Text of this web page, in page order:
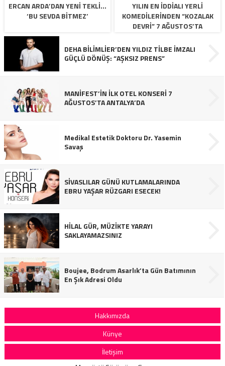
ERCAN ARDA’DAN YENI TEKLI…
‘BU SEVDA BITMEZ’
YILIN EN İDDIALI YERLI
KOMEDILERINDEN “KOZALAK
DEVRI” 7 AĞUSTOS’TA
DEHA BİLİMLİER’DEN YILDIZ TİLBE İMZALI
GÜÇLÜ DÖNÜŞ: “AŞKSIZ PRENS”
MANİFEST’İN İLK OTEL KONSERİ 7
AĞUSTOS’TA ANTALYA’DA
Medikal Estetik Doktoru Dr. Yasemin
Savaş
SİVASLILAR GÜNÜ KUTLAMALARINDA
EBRU YAŞAR RÜZGARI ESECEK!
HİLAL GÜR, MÜZİKTE YARAYI
SAKLAYAMAZSINIZ
Boujee, Bodrum Asarlık’ta Gün Batımının
En Şık Adresi Oldu
Hakkımızda
Künye
İletişim